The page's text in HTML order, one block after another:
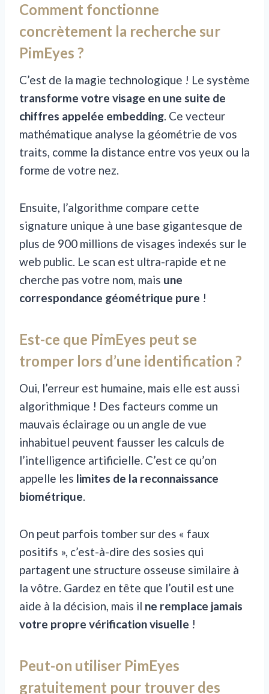
Comment fonctionne
concrètement la recherche sur
PimEyes ?
C’est de la magie technologique ! Le système
transforme votre visage en une suite de
chiffres appelée embedding. Ce vecteur
mathématique analyse la géométrie de vos
traits, comme la distance entre vos yeux ou la
forme de votre nez.
Ensuite, l’algorithme compare cette
signature unique à une base gigantesque de
plus de 900 millions de visages indexés sur le
web public. Le scan est ultra-rapide et ne
cherche pas votre nom, mais une
correspondance géométrique pure !
Est-ce que PimEyes peut se
tromper lors d’une identification ?
Oui, l’erreur est humaine, mais elle est aussi
algorithmique ! Des facteurs comme un
mauvais éclairage ou un angle de vue
inhabituel peuvent fausser les calculs de
l’intelligence artificielle. C’est ce qu’on
appelle les limites de la reconnaissance
biométrique.
On peut parfois tomber sur des « faux
positifs », c’est-à-dire des sosies qui
partagent une structure osseuse similaire à
la vôtre. Gardez en tête que l’outil est une
aide à la décision, mais il ne remplace jamais
votre propre vérification visuelle !
Peut-on utiliser PimEyes
gratuitement pour trouver des